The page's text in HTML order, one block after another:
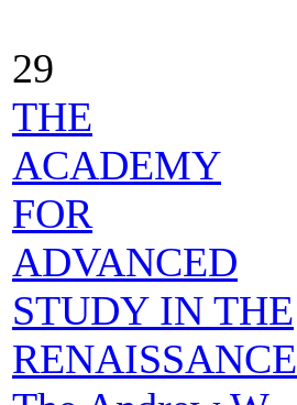
29
THE
ACADEMY
FOR
ADVANCED
STUDY IN THE
RENAISSANCE